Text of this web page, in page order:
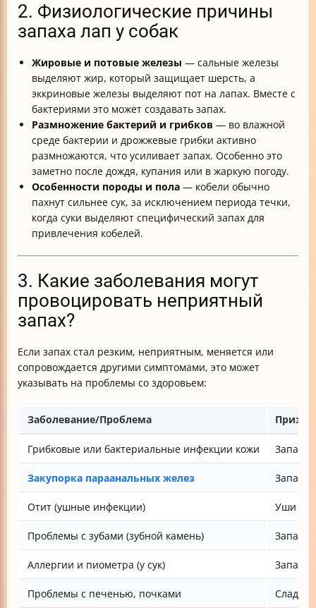
2. Физиологические причины
запаха лап у собак
Жировые и потовые железы — сальные железы
выделяют жир, который защищает шерсть, а
эккриновые железы выделяют пот на лапах. Вместе с
бактериями это может создавать запах.
Размножение бактерий и грибков — во влажной
среде бактерии и дрожжевые грибки активно
размножаются, что усиливает запах. Особенно это
заметно после дождя, купания или в жаркую погоду.
Особенности породы и пола — кобели обычно
пахнут сильнее сук, за исключением периода течки,
когда суки выделяют специфический запах для
привлечения кобелей.
3. Какие заболевания могут
провоцировать неприятный
запах?
Если запах стал резким, неприятным, меняется или
сопровождается другими симптомами, это может
указывать на проблемы со здоровьем:
Заболевание/Проблема
Грибковые или бактериальные инфекции кожи Запах
Закупорка параанальных желез Запах
Отит (ушные инфекции) Уши
Проблемы с зубами (зубной камень) Запах
Аллергии и пиометра (у сук) Запах
Проблемы с печенью, почками